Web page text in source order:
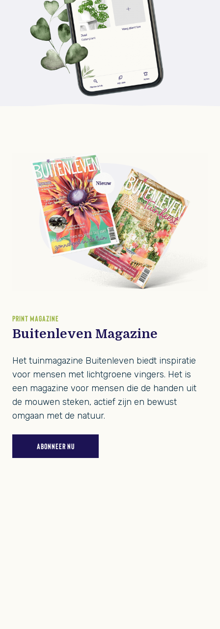
PRINT MAGAZINE
Buitenleven Magazine
Het tuinmagazine Buitenleven biedt inspiratie
voor mensen met lichtgroene vingers. Het is
een magazine voor mensen die de handen uit
de mouwen steken, actief zijn en bewust
omgaan met de natuur.
ABONNEER NU